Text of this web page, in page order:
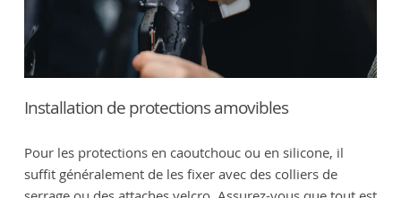
Installation de protections amovibles
Pour les protections en caoutchouc ou en silicone, il
suffit généralement de les fixer avec des colliers de